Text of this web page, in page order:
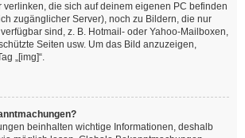
verlinken, die sich auf deinem eigenen PC befinden
zugänglicher Server), noch zu Bildern, die nur
sind, z. B. Hotmail- oder Yahoo-Mailboxen,
Seiten usw. Um das Bild anzuzeigen,
„[img]“.
beinhalten wichtige Informationen, deshalb